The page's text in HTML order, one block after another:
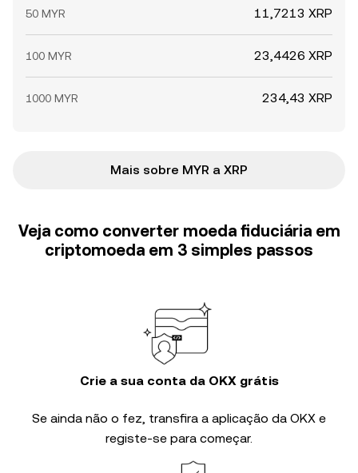
50 MYR 11,7213 XRP
100 MYR 23,4426 XRP
1000 MYR 234,43 XRP
Mais sobre MYR a XRP
Veja como converter moeda fiduciária em
criptomoeda em 3 simples passos
Crie a sua conta da OKX grátis
Se ainda não o fez, transfira a aplicação da OKX e
registe-se para começar.